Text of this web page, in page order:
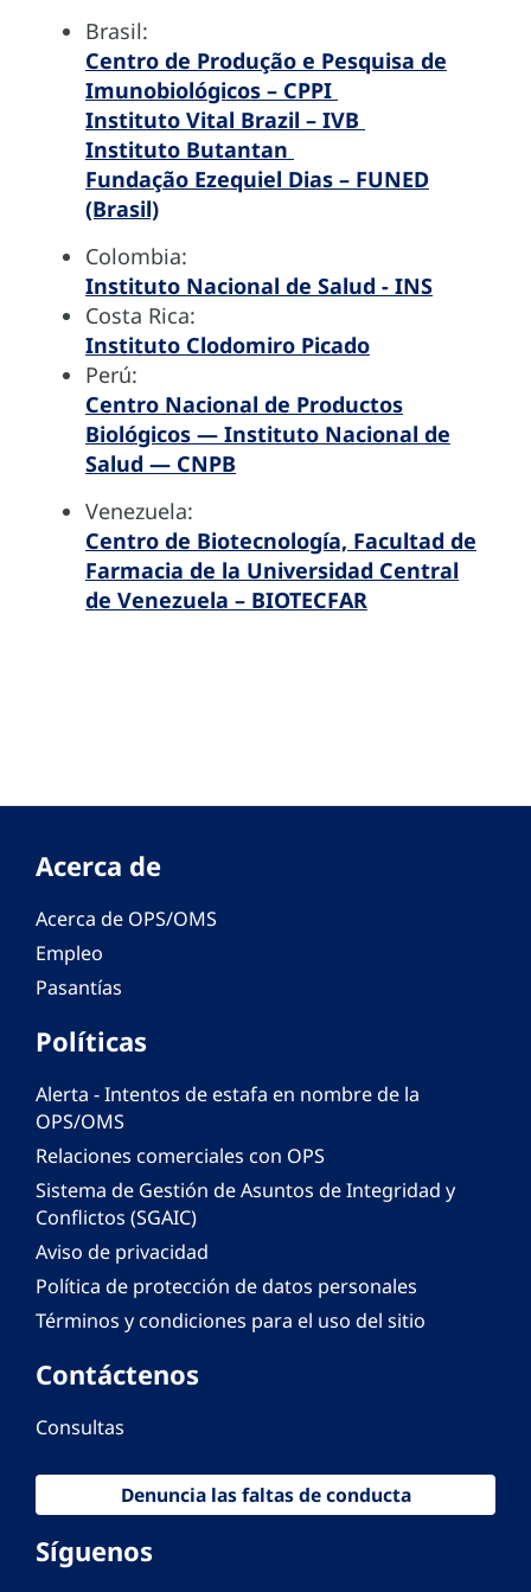
Brasil:
Centro de Produção e Pesquisa de
Imunobiológicos – CPPI
Instituto Vital Brazil – IVB
Instituto Butantan
Fundação Ezequiel Dias – FUNED
(Brasil)
Colombia:
Instituto Nacional de Salud - INS
Costa Rica:
Instituto Clodomiro Picado
Perú:
Centro Nacional de Productos
Biológicos — Instituto Nacional de
Salud — CNPB
Venezuela:
Centro de Biotecnología, Facultad de
Farmacia de la Universidad Central
de Venezuela – BIOTECFAR
Acerca de
Acerca de OPS/OMS
Empleo
Pasantías
Políticas
Alerta - Intentos de estafa en nombre de la
OPS/OMS
Relaciones comerciales con OPS
Sistema de Gestión de Asuntos de Integridad y
Conflictos (SGAIC)
Aviso de privacidad
Política de protección de datos personales
Términos y condiciones para el uso del sitio
Contáctenos
Consultas
Denuncia las faltas de conducta
Síguenos